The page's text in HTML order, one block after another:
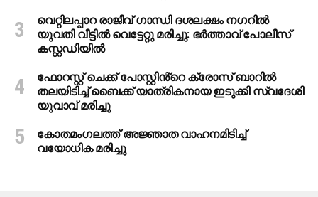
വെറ്റിലപ്പാറ രാജീവ് ഗാന്ധി ദശലക്ഷം നഗറിൽ
യുവതി വീട്ടിൽ വെട്ടേറ്റു മരിച്ചു: ഭർത്താവ് പോലീസ്
കസ്റ്റഡിയിൽ
ഫോറസ്റ്റ് ചെക്ക് പോസ്റ്റിൻ്റെ ക്രോസ് ബാറില്‍
തലയിടിച്ച് ബൈക്ക് യാത്രികനായ ഇടുക്കി സ്വദേശി
യുവാവ് മരിച്ചു
കോതമംഗലത്ത് അജ്ഞാത വാഹനമിടിച്ച്
വയോധിക മരിച്ചു